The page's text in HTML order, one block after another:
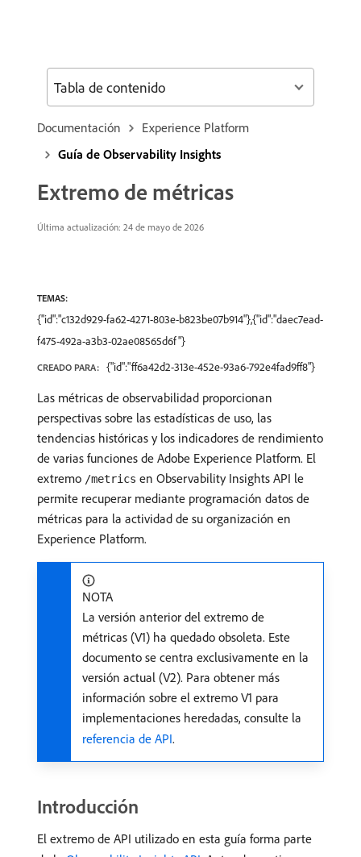
Documentación
Experience Platform
Guía de Observability Insights
Extremo de métricas
Última actualización: 24 de mayo de 2026
TEMAS:
{"id":"c132d929-fa62-4271-803e-b823be07b914"},{"id":"daec7ead-
f475-492a-a3b3-02ae08565d6f"}
CREADO PARA: {"id":"ff6a42d2-313e-452e-93a6-792e4fad9ff8"}
Las métricas de observabilidad proporcionan
perspectivas sobre las estadísticas de uso, las
tendencias históricas y los indicadores de rendimiento
de varias funciones de Adobe Experience Platform. El
extremo /metrics en Observability Insights API le
permite recuperar mediante programación datos de
métricas para la actividad de su organización en
Experience Platform.
NOTA
La versión anterior del extremo de
métricas (V1) ha quedado obsoleta. Este
documento se centra exclusivamente en la
versión actual (V2). Para obtener más
información sobre el extremo V1 para
implementaciones heredadas, consulte la
referencia de API.
Introducción
El extremo de API utilizado en esta guía forma parte
Tabla de contenido